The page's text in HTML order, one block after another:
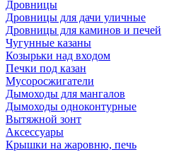
Дровницы
Дровницы для дачи уличные
Дровницы для каминов и печей
Чугунные казаны
Козырьки над входом
Печки под казан
Мусоросжигатели
Дымоходы для мангалов
Дымоходы одноконтурные
Вытяжной зонт
Аксессуары
Крышки на жаровню, печь